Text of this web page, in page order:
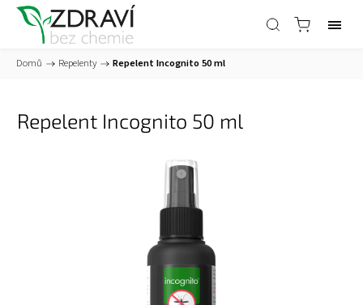
Domů / Repelenty / Repelent Incognito 50 ml
Repelent Incognito 50 ml